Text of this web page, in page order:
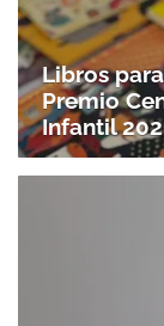
Libros
Premio
Infantil